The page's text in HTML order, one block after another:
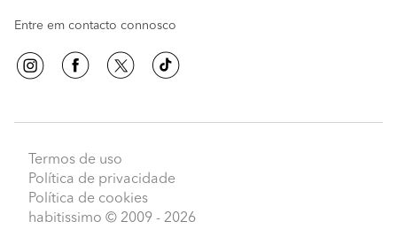
Entre em contacto connosco
Termos de uso
Política de privacidade
Política de cookies
habitissimo © 2009 - 2026